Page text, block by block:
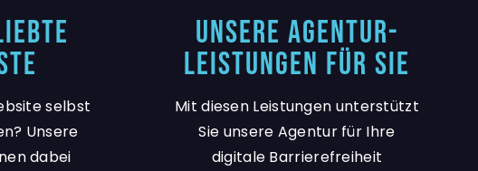
selbst
Unsere
dabei
Unsere Agentur-
Leistungen für Sie
Mit diesen Leistungen unterstützt
Sie unsere Agentur für Ihre
digitale Barrierefreiheit